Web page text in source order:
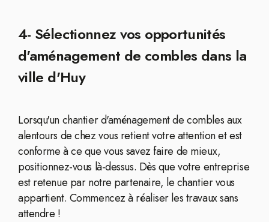
4- Sélectionnez vos opportunités
d'aménagement de combles dans la
ville d'Huy
Lorsqu'un chantier d'aménagement de combles aux
alentours de chez vous retient votre attention et est
conforme à ce que vous savez faire de mieux,
positionnez-vous là-dessus. Dès que votre entreprise
est retenue par notre partenaire, le chantier vous
appartient. Commencez à réaliser les travaux sans
attendre !